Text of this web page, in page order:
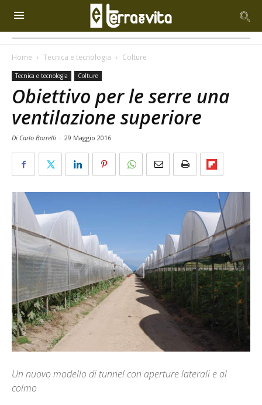
Home Tecnica e tecnologia Colture
Tecnica e tecnologia Colture
Obiettivo per le serre una
ventilazione superiore
Di Carlo Borrelli - 29 Maggio 2016
Un nuovo modello di tunnel con aperture laterali e al
colmo